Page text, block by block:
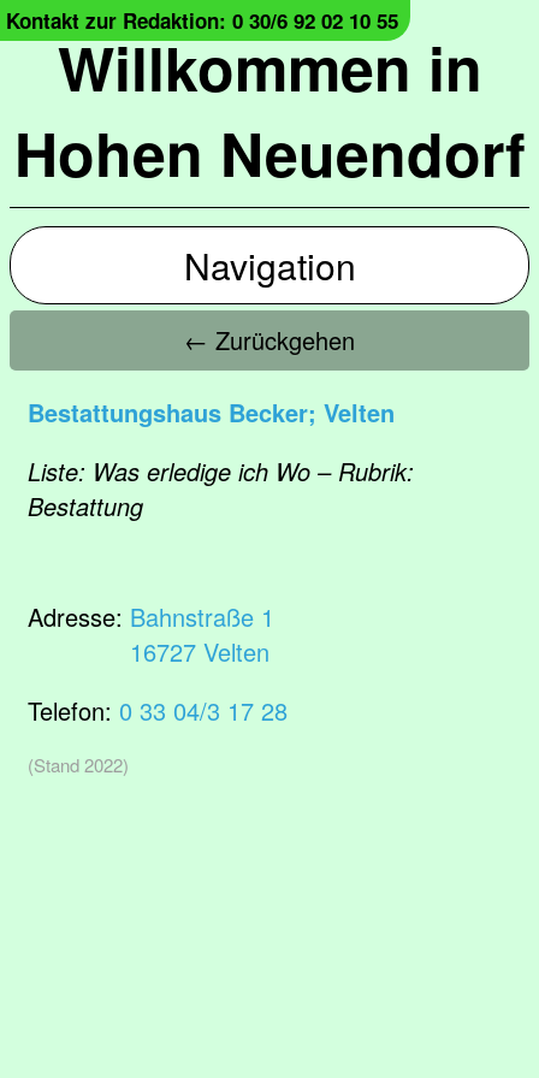
Willkommen in
Hohen Neuendorf
Kontakt zur Redaktion: 0 30/6 92 02 10 55
Navigation
← Zurückgehen
Bestattungshaus Becker; Velten
Liste: Was erledige ich Wo – Rubrik:
Bestattung
Adresse: Bahnstraße 1
16727 Velten
Telefon: 0 33 04/3 17 28
(Stand 2022)